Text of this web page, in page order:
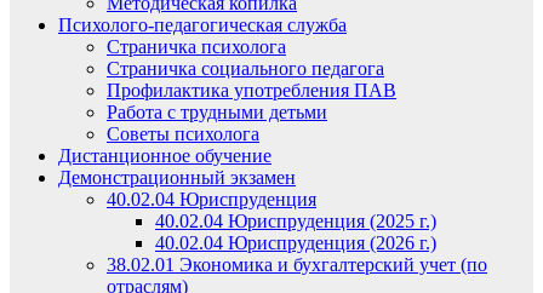
Психолого-педагогическая служба
Страничка психолога
Страничка социального педагога
Профилактика употребления ПАВ
Работа с трудными детьми
Советы психолога
Дистанционное обучение
Демонстрационный экзамен
40.02.04 Юриспруденция
40.02.04 Юриспруденция (2025 г.)
40.02.04 Юриспруденция (2026 г.)
38.02.01 Экономика и бухгалтерский учет (по
отраслям)